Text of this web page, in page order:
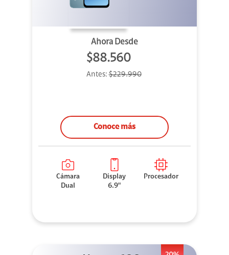
Ahora Desde
$88.560
Antes:$229.990
Conoce más
Cámara
Dual
Display
6.9"
Procesador